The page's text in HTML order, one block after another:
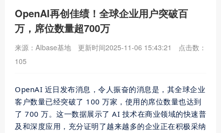
OpenAI再创佳绩！全球企业用户突破百
万，席位数量超700万
来源：AIbase基地 更新时间2025-11-06 15:43:21
点击数：
105
OpenAI 近日发布消息，令人振奋的消息是，其全球企业
客户数量已经突破了 100 万家，使用的席位数量也达到
了 700 万。这一数据展示了 AI 技术在商业领域的快速普
及和深度应用，充分证明了越来越多的企业正在积极采纳